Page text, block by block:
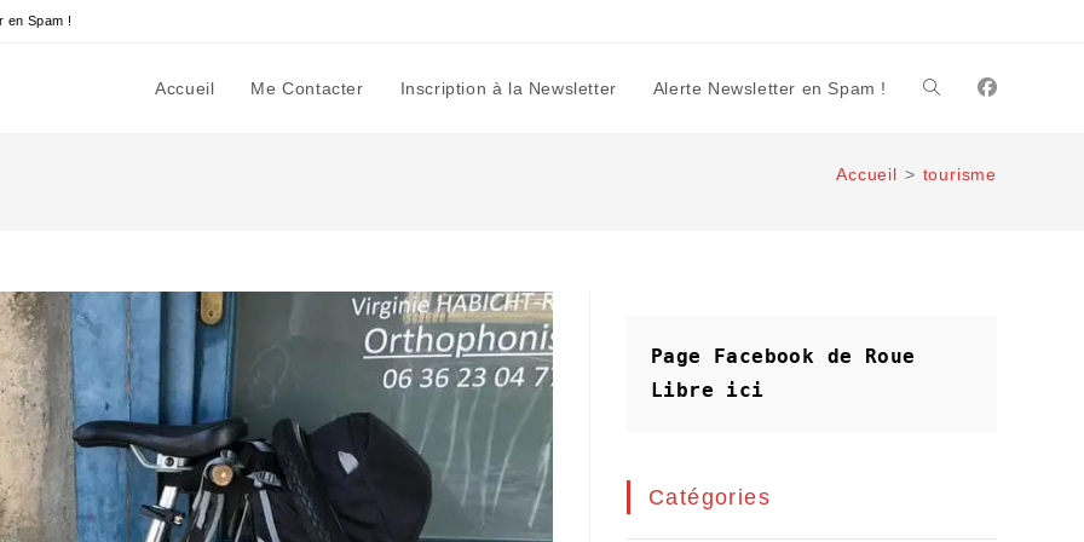
en Spam !
Accueil Me Contacter Inscription à la Newsletter Alerte Newsletter en Spam ! Toggle
website
Accueil > tourisme
Page Facebook de Roue
Libre
ici
Catégories